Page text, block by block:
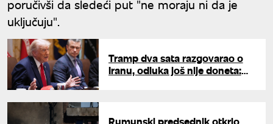
poručivši da sledeći put "ne moraju ni da je
uključuju".
Tramp dva sata razgovarao o
Iranu, odluka još nije doneta: